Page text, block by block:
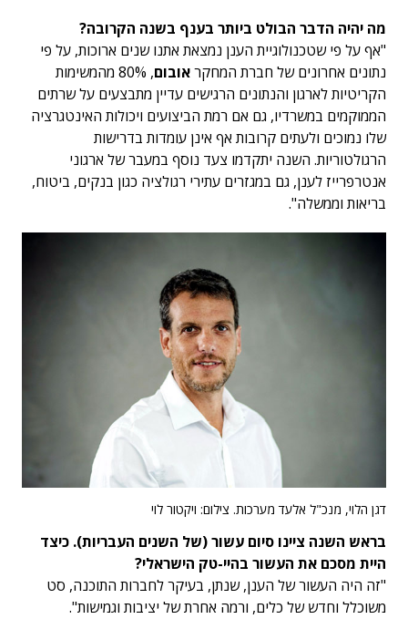
מה יהיה הדבר הבולט ביותר בענף בשנה הקרובה?
"אף על פי שטכנולוגיית הענן נמצאת אתנו שנים ארוכות, על פי
נתונים אחרונים של חברת המחקראובום
, 80% מהמשימות
הקריטיות לארגון והנתונים הרגישים עדיין מתבצעים על שרתים
הממוקמים במשרדיו, גם אם רמת הביצועים ויכולות האינטגרציה
שלו נמוכים ולעתים קרובות אף אינן עומדות בדרישות
הרגולטוריות. השנה יתקדמו צעד נוסף במעבר של ארגוני
אנטרפרייז לענן, גם במגזרים עתירי רגולציה כגון בנקים, ביטוח,
בריאות וממשלה".
דגן הלוי, מנכ"ל אלעד מערכות. צילום: ויקטור לוי
בראש השנה ציינו סיום עשור (של השנים העבריות). כיצד
היית מסכם את העשור בהיי-טק הישראלי?
"זה היה העשור של הענן, שנתן, בעיקר לחברות התוכנה, סט
משוכלל וחדש של כלים, ורמה אחרת של יציבות וגמישות".